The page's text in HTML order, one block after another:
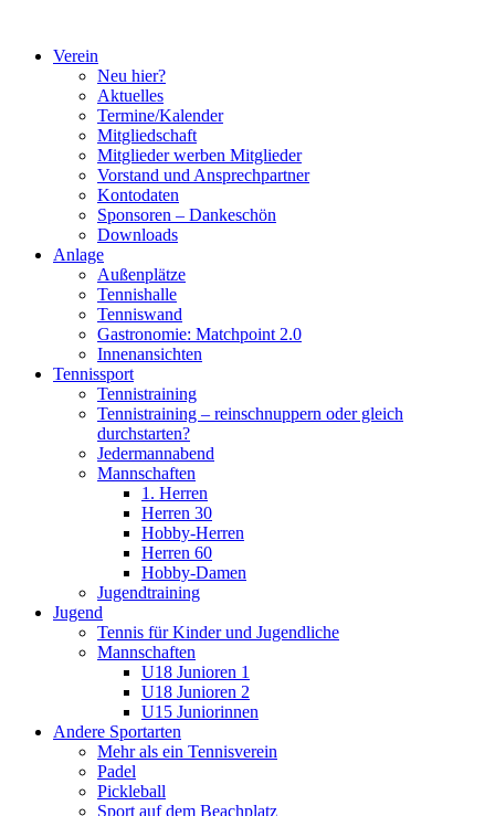
springenVerein
Neu hier?
Aktuelles
Termine/Kalender
Mitgliedschaft
Mitglieder werben Mitglieder
Vorstand und Ansprechpartner
Kontodaten
Sponsoren – Dankeschön
Downloads
Anlage
Außenplätze
Tennishalle
Tenniswand
Gastronomie: Matchpoint 2.0
Innenansichten
Tennissport
Tennistraining
Tennistraining – reinschnuppern oder gleich
durchstarten?
Jedermannabend
Mannschaften
1. Herren
Herren 30
Hobby-Herren
Herren 60
Hobby-Damen
Jugendtraining
Jugend
Tennis für Kinder und Jugendliche
Mannschaften
U18 Junioren 1
U18 Junioren 2
U15 Juniorinnen
Andere Sportarten
Mehr als ein Tennisverein
Padel
Pickleball
Sport auf dem Beachplatz